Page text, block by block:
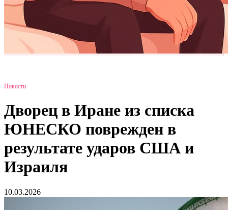
Новости
Дворец в Иране из списка
ЮНЕСКО поврежден в
результате ударов США и
Израиля
10.03.2026